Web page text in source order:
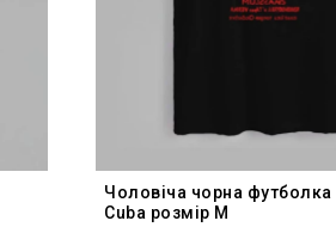
Чоловіча чорна футболка
Cuba розмір M